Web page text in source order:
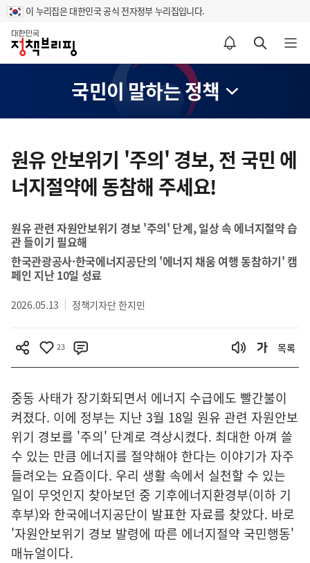
이 누리집은 대한민국 공식 전자정부 누리집입니다.
홈
알림설정 바로가기 검색 바로가기 메뉴 열기
국민이 말하는 정책
텐
츠
영
원유 안보위기 '주의' 경보, 전 국민 에
너지절약에 동참해 주세요!
원유 관련 자원안보위기 경보 '주의' 단계, 일상 속 에너지절약 습
관 들이기 필요해
한국관광공사·한국에너지공단의 '에너지 채움 여행 동참하기' 캠
페인 지난 10일 성료
2026.05.13 정책기자단 한지민
23 목록
중동 사태가 장기화되면서 에너지 수급에도 빨간불이
켜졌다. 이에 정부는 지난 3월 18일 원유 관련 자원안보
위기 경보를 '주의' 단계로 격상시켰다. 최대한 아껴 쓸
수 있는 만큼 에너지를 절약해야 한다는 이야기가 자주
들려오는 요즘이다. 우리 생활 속에서 실천할 수 있는
일이 무엇인지 찾아보던 중 기후에너지환경부(이하 기
후부)와 한국에너지공단이 발표한 자료를 찾았다. 바로
'자원안보위기 경보 발령에 따른 에너지절약 국민행동'
매뉴얼이다.